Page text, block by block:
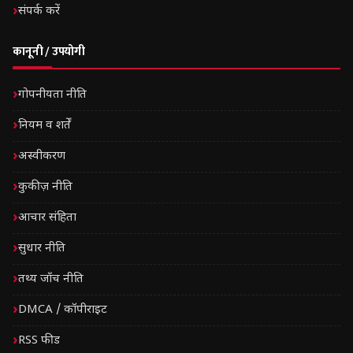
संपर्क करें
कानूनी / उपयोगी
गोपनीयता नीति
नियम व शर्तें
अस्वीकरण
कुकीज़ नीति
आचार संहिता
सुधार नीति
तथ्य जाँच नीति
DMCA / कॉपीराइट
RSS फीड